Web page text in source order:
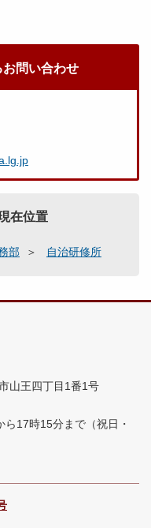
問い合わせ
在位置
部 自治研修所
山王四丁目1番1号
ら17時15分まで （祝日・